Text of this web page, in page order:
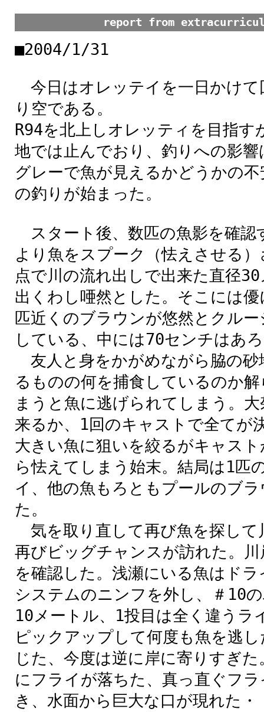
report from
■2004/1/31
今日はオレッテイを一日かけて
り空である。
R94を北上しオレッティを目指
地では止んでおり、釣りへの影
グレーで魚が見えるかどうかの
の釣りが始まった。
スタート後、数匹の魚影を確認
より魚をスプーク（怯えさせる
点で川の流れ出しで出来た直径
出くわし唖然とした。そこには
匹近くのブラウンが悠然とクル
している、中には70センチはあ
友人と身をかがめながら脇の砂
るものの何を捕食しているのか
まうと魚に逃げられてしまう。
来るか、1回のキャストで全てが
大きい魚に狙いを絞るがキャス
ら怯えてしまう始末。結局は1匹
イ、他の魚もろともプールのブ
た。
気を取り直して再び魚を探して
再びビッグチャンスが訪れた。
を確認した。浅瀬にいる魚はド
システムのニンフを外し、＃10
10メートル、1投目は全く違う
ピックアップして何度も魚を逃
じた、今度は逆に岸に寄りすぎ
にフライが落ちた、真っ直ぐフ
き、水面から巨大な口が現れた